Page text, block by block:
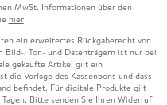
MwSt. Informationen über den
hier
ein erweitertes Rückgaberecht von
Bild-, Ton- und Datenträgern ist nur bei
gekaufte Artikel gilt ein
die Vorlage des Kassenbons und dass
befindet. Für digitale Produkte gilt
Bitte senden Sie Ihren Widerruf